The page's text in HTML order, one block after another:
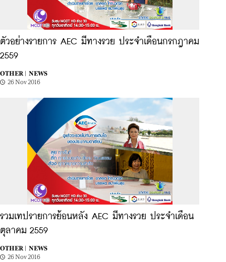
ตัวอย่างรายการ AEC มีทางรวย ประจำเดือนกรกฎาคม
2559
OTHER |
NEWS
26 Nov 2016
รวมเทปรายการย้อนหลัง AEC มีทางรวย ประจำเดือน
ตุลาคม 2559
OTHER |
NEWS
26 Nov 2016